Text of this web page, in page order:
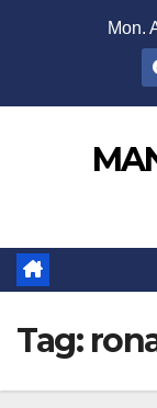
Mon.
Tag: